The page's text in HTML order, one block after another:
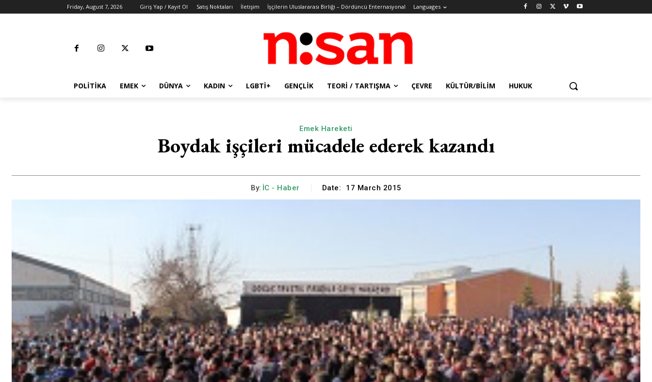
Friday, August 7, 2026 Giriş Yap / Kayıt Ol Satış Noktaları İletişim İşçilerin Uluslararası Birliği – Dördüncü Enternasyonal Languages
POLITIKA EMEK DÜNYA KADIN LGBTİ+ GENÇLIK TEORI / TARTIŞMA ÇEVRE KÜLTÜR/BILIM HUKUK
Emek Hareketi
Boydak işçileri mücadele ederek kazandı
By: İC - Haber Date: 17 March 2015